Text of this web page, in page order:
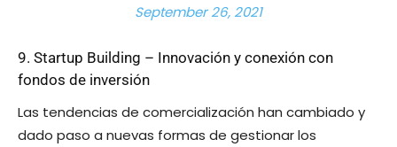
September 26, 2021
9. Startup Building – Innovación y conexión con
fondos de inversión
Las tendencias de comercialización han cambiado y
dado paso a nuevas formas de gestionar los